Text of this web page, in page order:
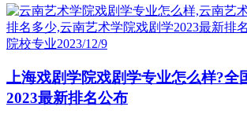
院校专业2023/12/9
上海戏剧学院戏剧学专业怎么样?全
2023最新排名公布